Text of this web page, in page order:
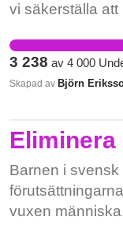
vi säkerställa att
skriva under
Tillsammans
införa en bättre
skriva under
stå upp för dem
digitala
Riksförbundet
3 238 av 4 000
Skapad av Björn
Eliminera
Barnen i
vuxen